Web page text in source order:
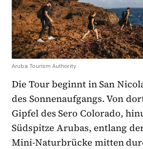
Aruba Tourism Authority
Die Tour beginnt in San
des Sonnenaufgangs. Von
Gipfel des Sero Colorado,
Südspitze Arubas, entlang
Mini-Naturbrücke mitten